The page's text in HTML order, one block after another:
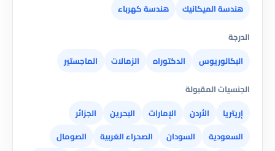
هندسة الميكانيك
هندسة كهرباء
الدرجة
البكالوريوس
الدكتوراه الزمالات
الماجستير
الجنسيات المقبولة
إريتريا
الأردن الإمارات البحرين
الجزائر
السعودية
السودان الصحراء الغربية
الصومال